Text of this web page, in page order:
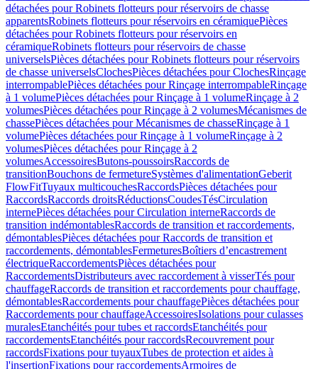
détachées pour Robinets flotteurs pour réservoirs de chasse
apparentsRobinets flotteurs pour réservoirs en céramiquePièces
détachées pour Robinets flotteurs pour réservoirs en
céramiqueRobinets flotteurs pour réservoirs de chasse
universelsPièces détachées pour Robinets flotteurs pour réservoirs
de chasse universelsClochesPièces détachées pour ClochesRinçage
interrompablePièces détachées pour Rinçage interrompableRinçage
à 1 volumePièces détachées pour Rinçage à 1 volumeRinçage à 2
volumesPièces détachées pour Rinçage à 2 volumesMécanismes de
chassePièces détachées pour Mécanismes de chasseRinçage à 1
volumePièces détachées pour Rinçage à 1 volumeRinçage à 2
volumesPièces détachées pour Rinçage à 2
volumesAccessoiresButons-poussoirsRaccords de
transitionBouchons de fermetureSystèmes d'alimentationGeberit
FlowFitTuyaux multicouchesRaccordsPièces détachées pour
RaccordsRaccords droitsRéductionsCoudesTésCirculation
internePièces détachées pour Circulation interneRaccords de
transition indémontablesRaccords de transition et raccordements,
démontablesPièces détachées pour Raccords de transition et
raccordements, démontablesFermeturesBoîtiers d’encastrement
électriqueRaccordementsPièces détachées pour
RaccordementsDistributeurs avec raccordement à visserTés pour
chauffageRaccords de transition et raccordements pour chauffage,
démontablesRaccordements pour chauffagePièces détachées pour
Raccordements pour chauffageAccessoiresIsolations pour culasses
muralesEtanchéités pour tubes et raccordsEtanchéités pour
raccordementsEtanchéités pour raccordsRecouvrement pour
raccordsFixations pour tuyauxTubes de protection et aides à
l'insertionFixations pour raccordementsArmoires de